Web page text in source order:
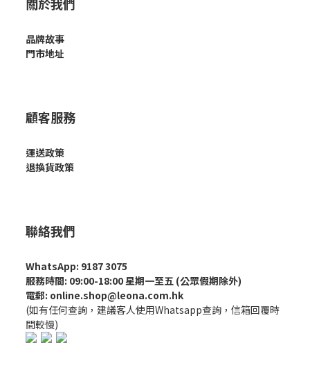
品牌故事
門市地址
顧客服務
運送政策
退換貨政策
聯絡我們
WhatsApp: 9187 3075
服務時間: 09:00-18:00 星期一至五 (公眾假期除外)
電郵: online.shop@leona.com.hk
(如有任何查詢，建議客人使用Whatsapp查詢，信箱回覆時
間較慢)